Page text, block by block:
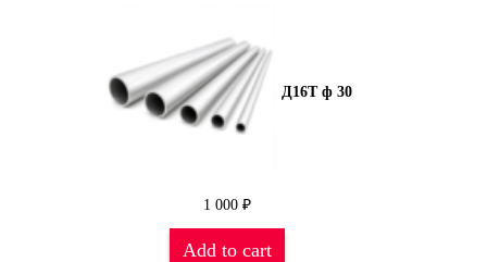
Д16Т ф 30
1 000 ₽
Add to cart